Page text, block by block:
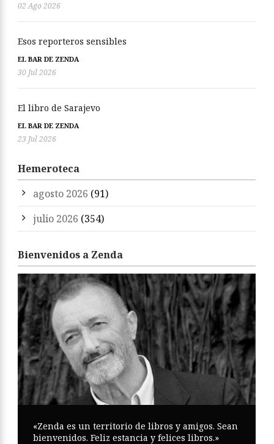
02 Ago 2026
Esos reporteros sensibles
EL BAR DE ZENDA
30 Jul 2026
El libro de Sarajevo
EL BAR DE ZENDA
23 Jul 2026
Hemeroteca
agosto 2026 (91)
julio 2026 (354)
Bienvenidos a Zenda
«Zenda es un territorio de libros y amigos. Sean
bienvenidos. Feliz estancia y felices libros.»